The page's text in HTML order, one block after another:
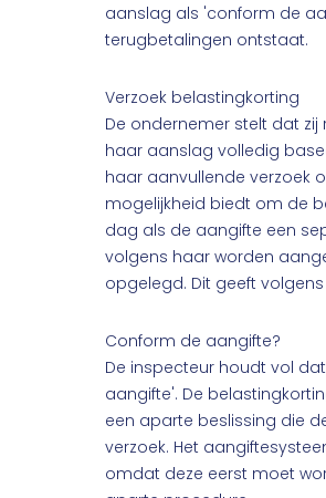
aanslag als 'conform de
terugbetalingen ontstaat.
Verzoek belastingkorting
De ondernemer stelt dat
haar aanslag volledig
haar aanvullende verzoek
mogelijkheid biedt om de
dag als de aangifte een
volgens haar worden
opgelegd. Dit geeft
Conform de aangifte?
De inspecteur houdt vol
aangifte'. De
een aparte beslissing die
verzoek. Het
omdat deze eerst moet